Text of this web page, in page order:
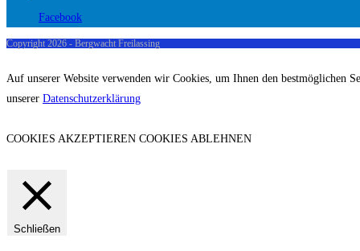
Facebook
Copyright 2026 - Bergwacht Freilassing
Auf unserer Website verwenden wir Cookies, um Ihnen den bestmöglichen
unserer Datenschutzerklärung
COOKIES AKZEPTIEREN COOKIES ABLEHNEN
Schließen